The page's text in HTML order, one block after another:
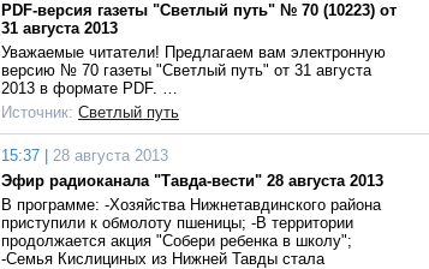
PDF-версия газеты "Светлый путь" № 70 (10223) от
31 августа 2013
Уважаемые читатели! Предлагаем вам электронную
версию № 70 газеты "Светлый путь" от 31 августа
2013 в формате PDF. …
Источник: Светлый путь
15:37 |
28 августа 2013
Эфир радиоканала "Тавда-вести" 28 августа 2013
В программе: -Хозяйства Нижнетавдинского района
приступили к обмолоту пшеницы; -В территории
продолжается акция "Собери ребенка в школу";
-Семья Кислициных из Нижней Тавды стала